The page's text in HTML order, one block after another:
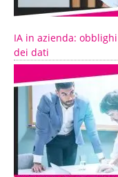
IA in azienda:
dei dati